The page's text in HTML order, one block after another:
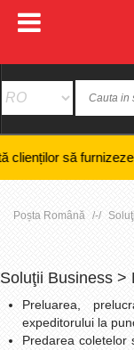
furnizeze
Poșta Română
Soluţii Business >
Preluarea,
expeditorului la
Predarea coletelor